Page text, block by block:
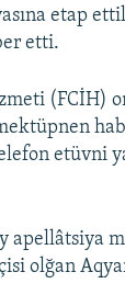
etap
etti.
(FCİH)
etüvni
apellâtsiya
olğan